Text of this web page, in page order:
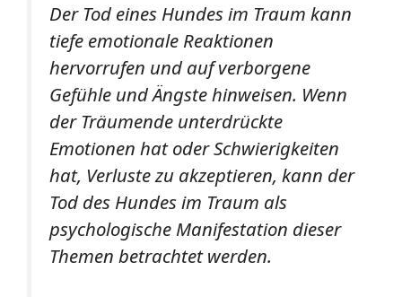
Der Tod eines Hundes im Traum kann
tiefe emotionale Reaktionen
hervorrufen und auf verborgene
Gefühle und Ängste hinweisen. Wenn
der Träumende unterdrückte
Emotionen hat oder Schwierigkeiten
hat, Verluste zu akzeptieren, kann der
Tod des Hundes im Traum als
psychologische Manifestation dieser
Themen betrachtet werden.